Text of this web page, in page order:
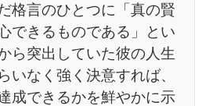
格言のひとつに「真の賢
できるものである」とい
ら突出していた彼の人生
いなく強く決意すれば、
成できるかを鮮やかに示